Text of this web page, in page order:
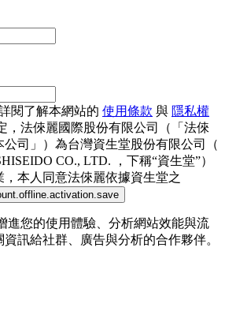
閱了解本網站的 使用條款 與 隱私權
，法倈麗國際股份有限公司（「法倈
公司」）為台灣資生堂股份有限公司（
CO., LTD. ，下稱“資生堂”）
，本人同意法倈麗依據資生堂之
進您的使用體驗、分析網站效能與流
訊給社群、廣告與分析的合作夥伴。